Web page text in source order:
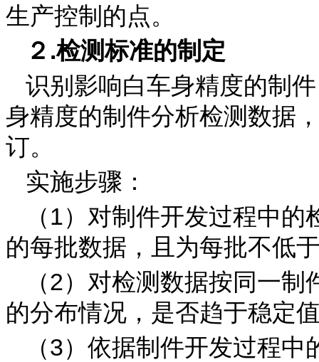
生产控制的点。
２.检测标准的制定
识别影响白车身精度的制
身精度的制件分析检测数据
订。
实施步骤：
（1）对制件开发过程中
的每批数据，且为每批不低
（2）对检测数据按同一
的分布情况，是否趋于稳定
（3）依据制件开发过程